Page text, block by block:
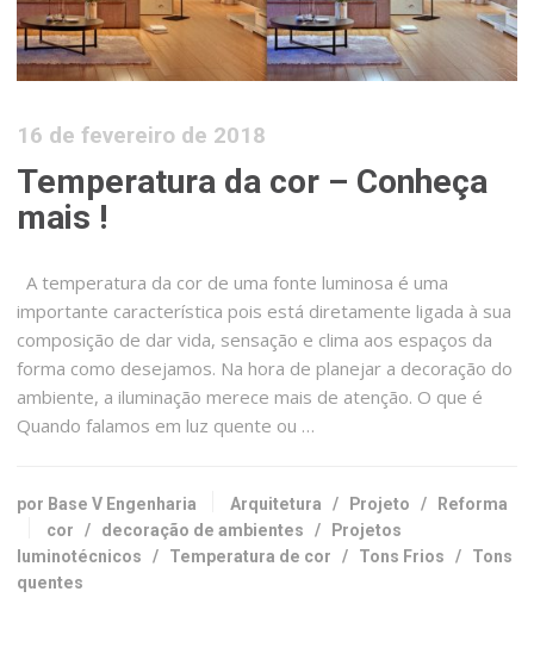
16 de fevereiro de 2018
Temperatura da cor – Conheça
mais !
A temperatura da cor de uma fonte luminosa é uma
importante característica pois está diretamente ligada à sua
composição de dar vida, sensação e clima aos espaços da
forma como desejamos. Na hora de planejar a decoração do
ambiente, a iluminação merece mais de atenção. O que é
Quando falamos em luz quente ou …
por Base V Engenharia Arquitetura / Projeto / Reforma
cor / decoração de ambientes / Projetos
luminotécnicos / Temperatura de cor / Tons Frios / Tons
quentes